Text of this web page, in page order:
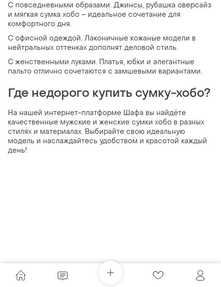
С повседневными образами. Джинсы, рубашка оверсайз
и мягкая сумка хобо – идеальное сочетание для
комфортного дня.
С офисной одеждой. Лаконичные кожаные модели в
нейтральных оттенках дополнят деловой стиль.
С женственными луками. Платья, юбки и элегантные
пальто отлично сочетаются с замшевыми вариантами.
Где недорого купить сумку-хобо?
На нашей интернет-платформе Шафа вы найдёте
качественные мужские и женские сумки хобо в разных
стилях и материалах. Выбирайте свою идеальную
модель и наслаждайтесь удобством и красотой каждый
день!